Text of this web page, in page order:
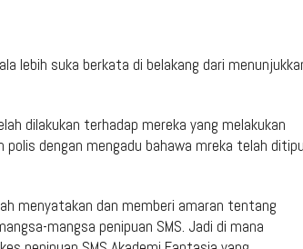
lebih suka berkata di belakang dari
dilakukan terhadap mereka yang melakukan
polis dengan mengadu bahawa mreka telah ditipu
menyatakan dan memberi amaran tentang
mangsa penipuan SMS. Jadi di mana